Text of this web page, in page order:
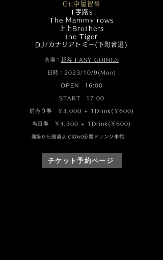
Gt:中屋智裕
T字路s
The Mammy rows
上上Brothers
the Tiger
DJ/カナリアトミー(下町音選)
会場： 越谷 EASY GOINGS
日時：2023/10/9(Mon)
OPEN 16:00
START 17:00
前売り券 ￥4,000 + 1Drink(￥600)
当日券 ￥4,300 + 1Drink(￥600)
開場から開演までの60分間ドリンク半額!
チケット予約ページ